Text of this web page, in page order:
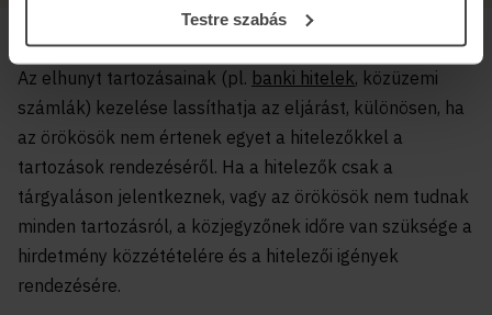
Testre szabás
6. Hitelezői igények kezelése
Az elhunyt tartozásainak (pl. banki hitelek, közüzemi
számlák) kezelése lassíthatja az eljárást, különösen, ha
az örökösök nem értenek egyet a hitelezőkkel a
tartozások rendezéséről. Ha a hitelezők csak a
tárgyaláson jelentkeznek, vagy az örökösök nem tudnak
minden tartozásról, a közjegyzőnek időre van szüksége a
hirdetmény közzétételére és a hitelezői igények
rendezésére.